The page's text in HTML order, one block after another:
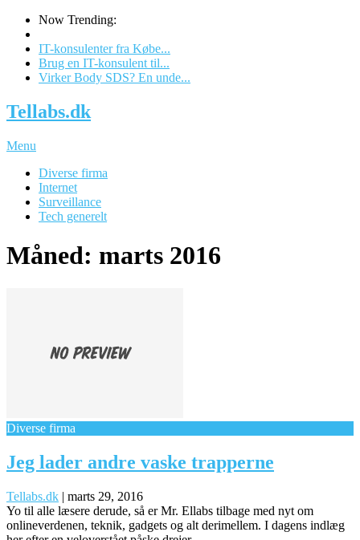
Now Trending:
IT-konsulenter fra Købe...
Brug en IT-konsulent til...
Virker Body SDS? En unde...
Tellabs.dk
Menu
Diverse firma
Internet
Surveillance
Tech generelt
Måned: marts 2016
Diverse firma
Jeg lader andre vaske trapperne
Tellabs.dk | marts 29, 2016
Yo til alle læsere derude, så er Mr. Ellabs tilbage med nyt om
onlineverdenen, teknik, gadgets og alt derimellem. I dagens indlæg